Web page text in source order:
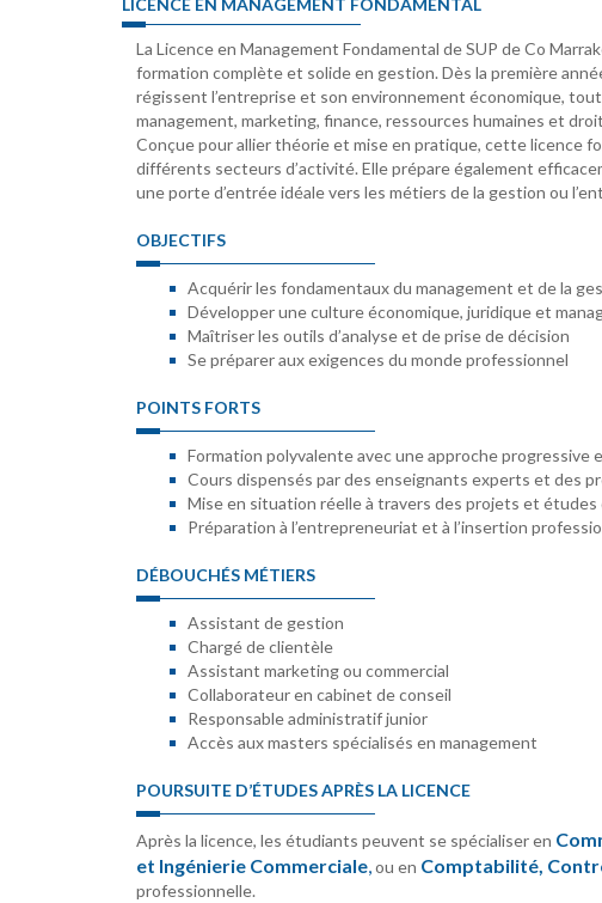
LICENCE EN MANAGEMENT FONDAMENTAL
La Licence en Management Fondamental de SUP de Co
formation complète et solide en gestion. Dès la première
régissent l’entreprise et son environnement économique,
management, marketing, finance, ressources humaines et
Conçue pour allier théorie et mise en pratique, cette licence
différents secteurs d’activité. Elle prépare également
une porte d’entrée idéale vers les métiers de la gestion ou
OBJECTIFS
Acquérir les fondamentaux du management et de la
Développer une culture économique, juridique et
Maîtriser les outils d’analyse et de prise de décision
Se préparer aux exigences du monde professionnel
POINTS FORTS
Formation polyvalente avec une approche progressive
Cours dispensés par des enseignants experts et des
Mise en situation réelle à travers des projets et études
Préparation à l’entrepreneuriat et à l’insertion
DÉBOUCHÉS MÉTIERS
Assistant de gestion
Chargé de clientèle
Assistant marketing ou commercial
Collaborateur en cabinet de conseil
Responsable administratif junior
Accès aux masters spécialisés en management
POURSUITE D’ÉTUDES APRÈS LA LICENCE
Après la licence, les étudiants peuvent se spécialiser en
et Ingénierie Commerciale,ou en Comptabilité,
professionnelle.